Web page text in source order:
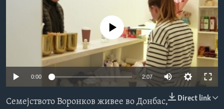
ИНТЕРВЈУА
Јазици
No media source currently available
0:00 2:07
Direct link
Семејството Воронков живее во Донбас,